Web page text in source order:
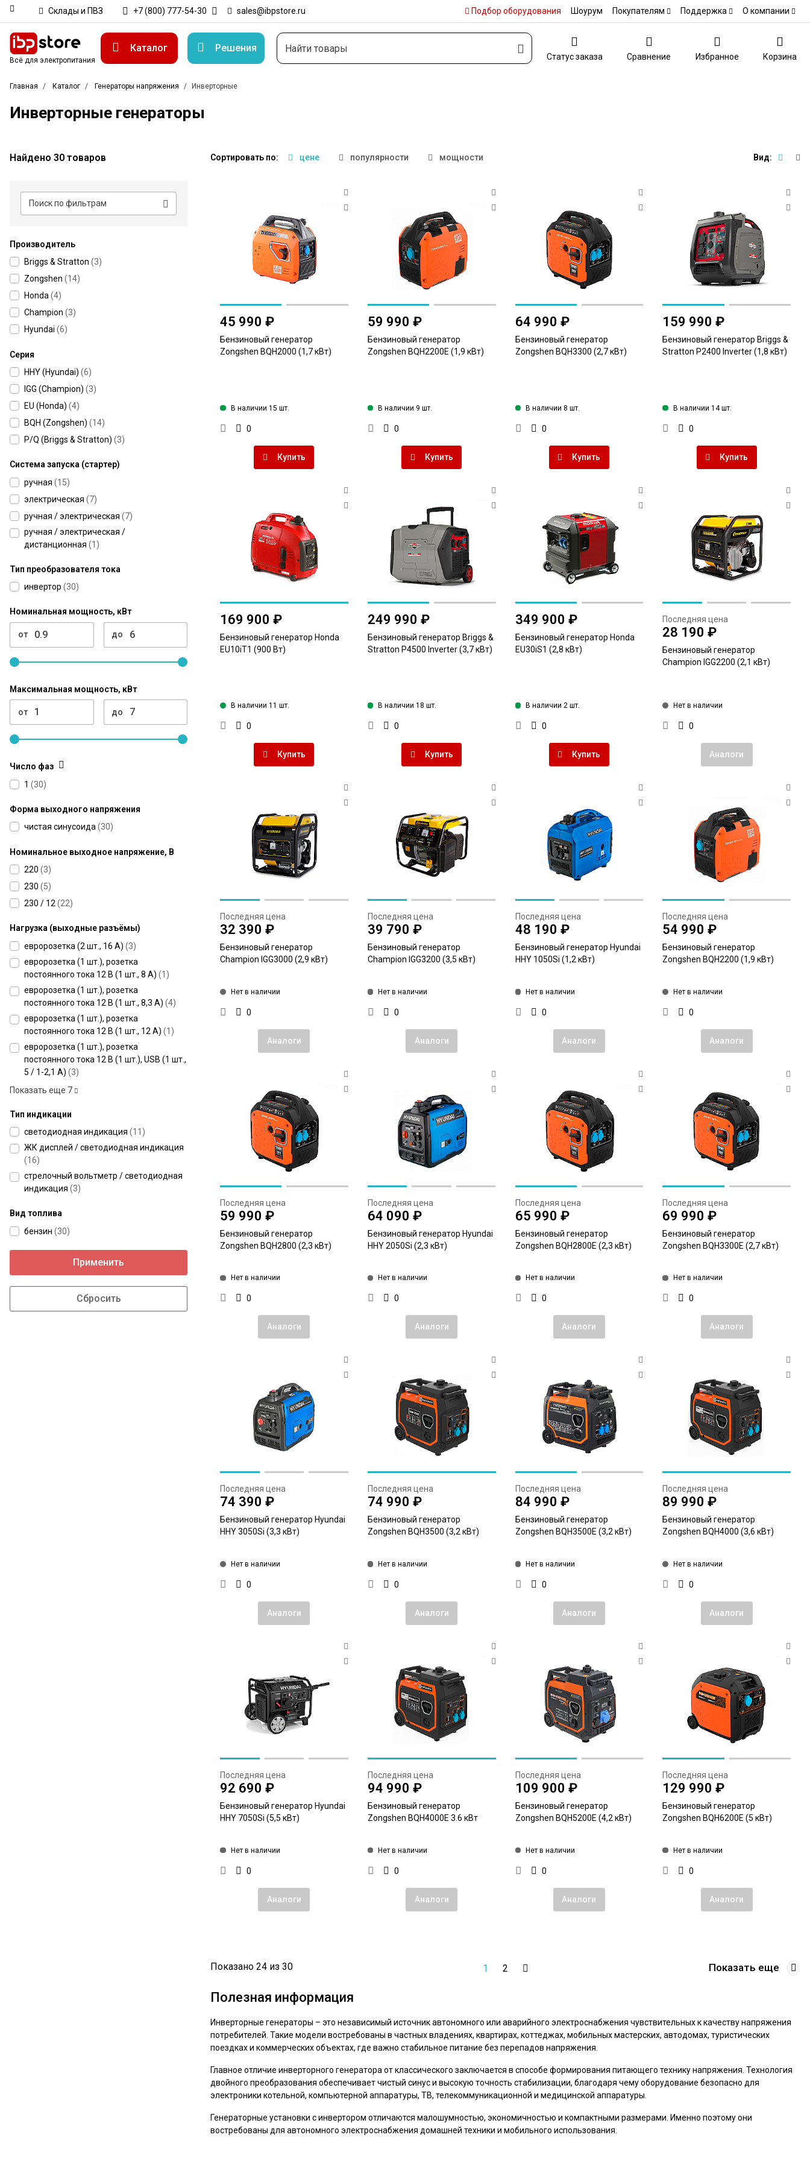
Склады и ПВЗ +7 (800) 777-54-30 sales@ibpstore.ru Подбор оборудования Шоурум Покупателям Поддержка О компании
Всё для электропитания
Каталог Решения
Статус заказа Сравнение Избранное Корзина
Главная Каталог Генераторы напряжения Инверторные
Инверторные генераторы
Найдено 30 товаров Сортировать по: цене популярности мощности Вид:
Производитель
Briggs & Stratton (3)
Zongshen (14)
Honda(4)
Champion (3)
Hyundai (6)
Серия
HHY (Hyundai) (6)
IGG (Champion) (3)
EU (Honda) (4)
BQH (Zongshen) (14)
P/Q (Briggs & Stratton) (3)
Система запуска (стартер)
ручная (15)
электрическая (7)
ручная / электрическая (7)
ручная / электрическая /
дистанционная (1)
Тип преобразователя тока
инвертор (30)
Номинальная мощность, кВт
от до
Максимальная мощность, кВт
от до
Число фаз
1 (30)
Форма выходного напряжения
чистая синусоида(30)
Номинальное выходное напряжение, В
220 (3)
230 (5)
230 / 12 (22)
Нагрузка (выходные разъёмы)
евророзетка (2 шт., 16 А) (3)
евророзетка (1 шт.), розетка
постоянного тока 12 В (1 шт., 8 А) (1)
евророзетка (1 шт.), розетка
постоянного тока 12 В (1 шт., 8,3 А) (4)
евророзетка (1 шт.), розетка
постоянного тока 12 В (1 шт., 12 А) (1)
евророзетка (1 шт.), розетка
постоянного тока 12 В (1 шт.), USB (1 шт.,
5 / 1-2,1 А) (3)
Показать еще 7
Тип индикации
светодиодная индикация (11 )
ЖК дисплей / светодиодная индикация
(16)
стрелочный вольтметр / светодиодная
индикация (3)
Вид топлива
бензин (30)
Применить
45 990 ₽
Бензиновый генератор
Zongshen BQH2000 (1,7 кВт)
В наличии 15 шт.
0
Купить
59 990 ₽
Бензиновый генератор
Zongshen BQH2200E (1,9 кВт)
В наличии 9 шт.
0
Купить
64 990 ₽
Бензиновый генератор
Zongshen BQH3300 (2,7 кВт)
В наличии 8 шт.
0
Купить
159 990 ₽
Бензиновый генератор Briggs &
Stratton P2400 Inverter (1,8 кВт)
В наличии 14 шт.
0
Купить
169 900 ₽
Бензиновый генератор Honda
EU10iT1 (900 Вт)
В наличии 11 шт.
0
Купить
249 990 ₽
Бензиновый генератор Briggs &
Stratton P4500 Inverter (3,7 кВт)
В наличии 18 шт.
0
Купить
349 900 ₽
Бензиновый генератор Honda
EU30iS1 (2,8 кВт)
В наличии 2 шт.
0
Купить
Последняя цена
28 190 ₽
Бензиновый генератор
Champion IGG2200 (2,1 кВт)
Нет в наличии
0
Аналоги
Последняя цена
32 390 ₽
Бензиновый генератор
Champion IGG3000 (2,9 кВт)
Нет в наличии
0
Аналоги
Последняя цена
39 790 ₽
Бензиновый генератор
Champion IGG3200 (3,5 кВт)
Нет в наличии
0
Аналоги
Последняя цена
48 190 ₽
Бензиновый генератор Hyundai
HHY 1050Si (1,2 кВт)
Нет в наличии
0
Аналоги
Последняя цена
54 990 ₽
Бензиновый генератор
Zongshen BQH2200 (1,9 кВт)
Нет в наличии
0
Аналоги
Последняя цена
59 990 ₽
Бензиновый генератор
Zongshen BQH2800 (2,3 кВт)
Нет в наличии
0
Аналоги
Последняя цена
64 090 ₽
Бензиновый генератор Hyundai
HHY 2050Si (2,3 кВт)
Нет в наличии
0
Аналоги
Последняя цена
65 990 ₽
Бензиновый генератор
Zongshen BQH2800E (2,3 кВт)
Нет в наличии
0
Аналоги
Последняя цена
69 990 ₽
Бензиновый генератор
Zongshen BQH3300E (2,7 кВт)
Нет в наличии
0
Аналоги
Последняя цена
74 390 ₽
Бензиновый генератор Hyundai
HHY 3050Si (3,3 кВт)
Нет в наличии
0
Аналоги
Последняя цена
74 990 ₽
Бензиновый генератор
Zongshen BQH3500 (3,2 кВт)
Нет в наличии
0
Аналоги
Последняя цена
84 990 ₽
Бензиновый генератор
Zongshen BQH3500E (3,2 кВт)
Нет в наличии
0
Аналоги
Последняя цена
89 990 ₽
Бензиновый генератор
Zongshen BQH4000 (3,6 кВт)
Нет в наличии
0
Аналоги
Последняя цена
92 690 ₽
Бензиновый генератор Hyundai
HHY 7050Si (5,5 кВт)
Нет в наличии
0
Аналоги
Последняя цена
94 990 ₽
Бензиновый генератор
Zongshen BQH4000E 3.6 кВт
Нет в наличии
0
Аналоги
Последняя цена
109 900 ₽
Бензиновый генератор
Zongshen BQH5200E (4,2 кВт)
Нет в наличии
0
Аналоги
Последняя цена
129 990 ₽
Бензиновый генератор
Zongshen BQH6200E (5 кВт)
Нет в наличии
0
Аналоги
Показано 24 из 30 1 2 Показать еще
Полезная информация
Инверторные генераторы – это независимый источник автономного или аварийного электроснабжения чувствительных к качеству напряжения
потребителей. Такие модели востребованы в частных владениях, квартирах, коттеджах, мобильных мастерских, автодомах, туристических
поездках и коммерческих объектах, где важно стабильное питание без перепадов напряжения.
Главное отличие инверторного генератора от классического заключается в способе формирования питающего технику напряжения. Технология
двойного преобразования обеспечивает чистый синус и высокую точность стабилизации, благодаря чему оборудование безопасно для
электроники котельной, компьютерной аппаратуры, ТВ, телекоммуникационной и медицинской аппаратуры.
Генераторные установки с инвертором отличаются малошумностью, экономичностью и компактными размерами. Именно поэтому они
востребованы для автономного электроснабжения домашней техники и мобильного использования.